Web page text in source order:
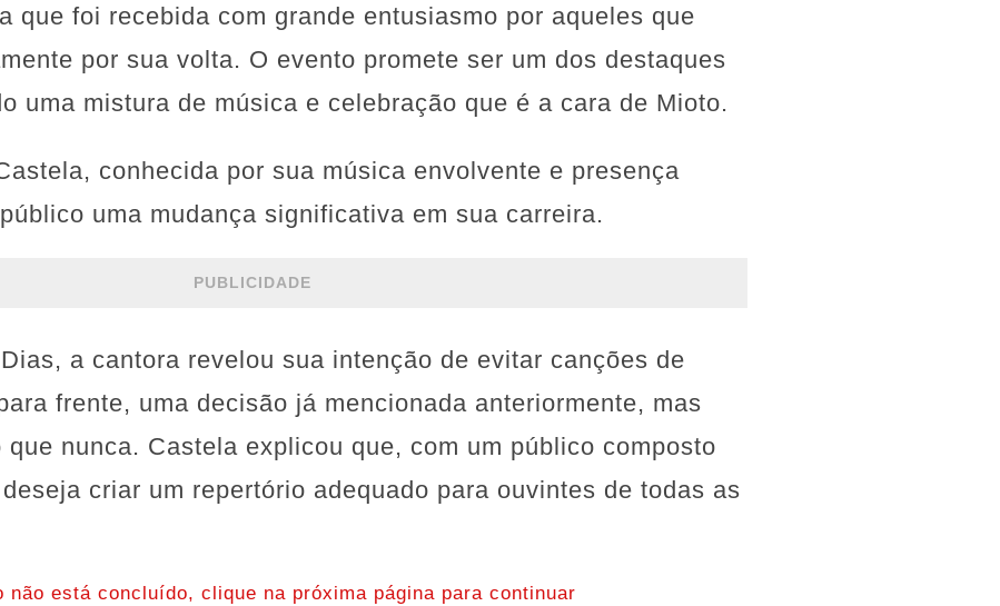
que foi recebida com grande entusiasmo por aqueles que
por sua volta. O evento promete ser um dos destaques
uma mistura de música e celebração que é a cara de Mioto.
conhecida por sua música envolvente e presença
uma mudança significativa em sua carreira.
PUBLICIDADE
a cantora revelou sua intenção de evitar canções de
frente, uma decisão já mencionada anteriormente, mas
nunca. Castela explicou que, com um público composto
criar um repertório adequado para ouvintes de todas as
não está concluído, clique na próxima página para continuar